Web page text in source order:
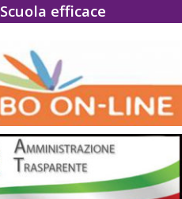
Scuola efficace